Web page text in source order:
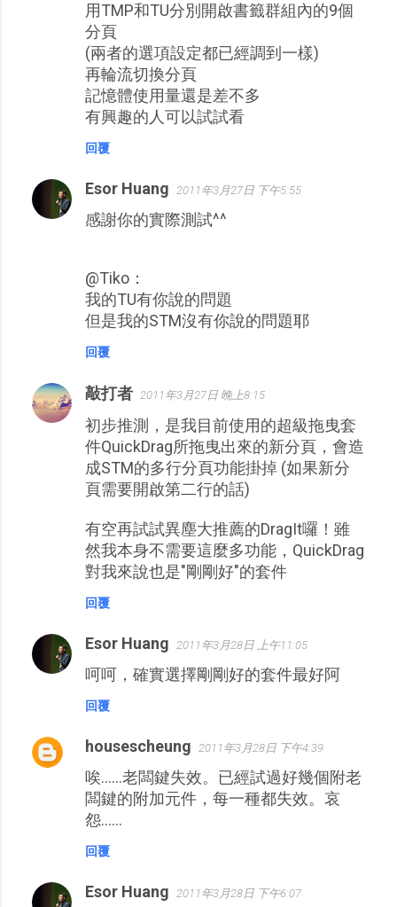
用TMP和TU分別開啟書籤群組內的9個
分頁
(兩者的選項設定都已經調到一樣)
再輪流切換分頁
記憶體使用量還是差不多
有興趣的人可以試試看
回覆
Esor Huang 2011年3月27日 下午5:55
感謝你的實際測試^^
@Tiko：
我的TU有你說的問題
但是我的STM沒有你說的問題耶
回覆
敲打者 2011年3月27日 晚上8:15
初步推測，是我目前使用的超級拖曳套
件QuickDrag所拖曳出來的新分頁，會造
成STM的多行分頁功能掛掉 (如果新分
頁需要開啟第二行的話)
有空再試試異塵大推薦的DragIt囉！雖
然我本身不需要這麼多功能，QuickDrag
對我來說也是"剛剛好"的套件
回覆
Esor Huang 2011年3月28日 上午11:05
呵呵，確實選擇剛剛好的套件最好阿
回覆
housescheung 2011年3月28日 下午4:39
唉……老闆鍵失效。已經試過好幾個附老
闆鍵的附加元件，每一種都失效。哀
怨……
回覆
Esor Huang 2011年3月28日 下午6:07